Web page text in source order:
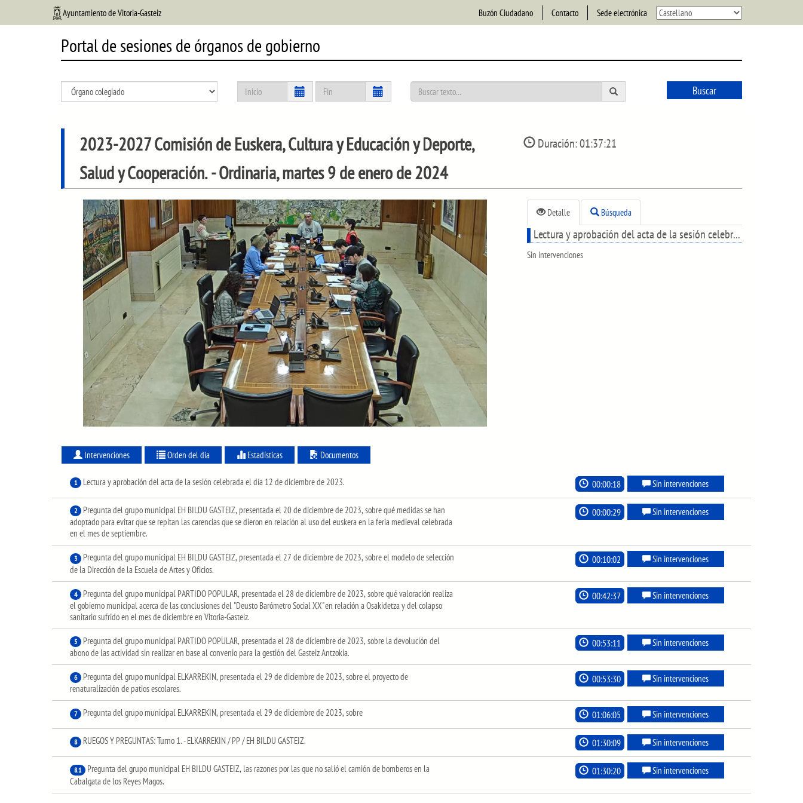
Ayuntamiento de Vitoria-Gasteiz Buzón Ciudadano Contacto Sede electrónica
Portal de sesiones de órganos de gobierno
Buscar
2023-2027 Comisión de Euskera, Cultura y Educación y Deporte,
Salud y Cooperación.- Ordinaria, martes 9 de enero de 2024
Duración:01:37:21
Detalle Búsqueda
Lectura y aprobación del acta de la sesión celebrada el día 12 de diciembre de 2023.
Sin intervenciones
Intervenciones Orden del día Estadísticas Documentos
1 Lectura y aprobación del acta de la sesión celebrada el día 12 de diciembre de 2023. 00:00:18 Sin intervenciones
2
Pregunta del grupo municipal EH BILDU GASTEIZ, presentada el 20 de diciembre de 2023, sobre qué medidas se han
adoptado para evitar que se repitan las carencias que se dieron en relación al uso del euskera en la feria medieval celebrada
en el mes de septiembre.
00:00:29 Sin intervenciones
3
Pregunta del grupo municipal EH BILDU GASTEIZ, presentada el 27 de diciembre de 2023, sobre el modelo de selección
de la Dirección de la Escuela de Artes y Oficios.
00:10:02 Sin intervenciones
4
Pregunta del grupo municipal PARTIDO POPULAR, presentada el 28 de diciembre de 2023, sobre qué valoración realiza
el gobierno municipal acerca de las conclusiones del "Deusto Barómetro Social XX" en relación a Osakidetza y del colapso
sanitario sufrido en el mes de diciembre en Vitoria-Gasteiz.
00:42:37 Sin intervenciones
5
Pregunta del grupo municipal PARTIDO POPULAR, presentada el 28 de diciembre de 2023, sobre la devolución del
abono de las actividad sin realizar en base al convenio para la gestión del Gasteiz Antzokia.
00:53:11 Sin intervenciones
6
Pregunta del grupo municipal ELKARREKIN, presentada el 29 de diciembre de 2023, sobre el proyecto de
renaturalización de patios escolares.
00:53:30 Sin intervenciones
7 Pregunta del grupo municipal ELKARREKIN, presentada el 29 de diciembre de 2023, sobre 01:06:05 Sin intervenciones
8 RUEGOS Y PREGUNTAS: Turno 1. - ELKARREKIN / PP / EH BILDU GASTEIZ. 01:30:09 Sin intervenciones
8.1
Pregunta del grupo municipal EH BILDU GASTEIZ, las razones por las que no salió el camión de bomberos en la
Cabalgata de los Reyes Magos.
01:30:20 Sin intervenciones